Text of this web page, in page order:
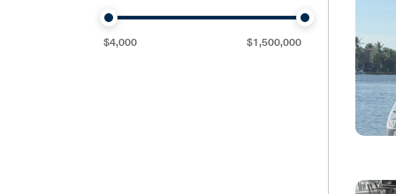
$4,000 $1,500,000